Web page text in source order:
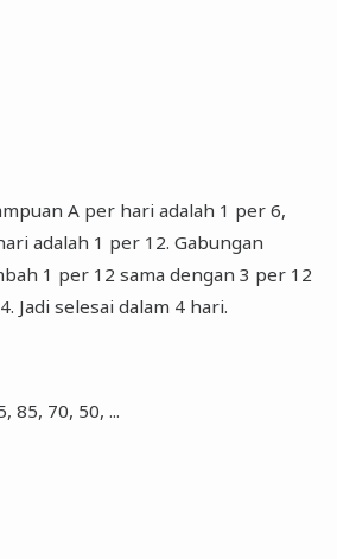
A per hari adalah 1 per 6,
adalah 1 per 12. Gabungan
1 per 12 sama dengan 3 per 12
Jadi selesai dalam 4 hari.
85, 70, 50, ...